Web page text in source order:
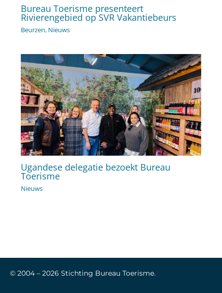
Bureau Toerisme presenteert
Rivierengebied op SVR Vakantiebeurs
Beurzen, Nieuws
Ugandese delegatie bezoekt Bureau
Toerisme
Nieuws
© 2004 – 2026 Stichting Bureau Toerisme.